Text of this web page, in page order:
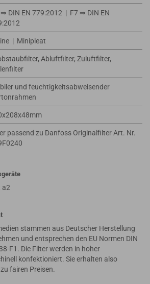
⇒ DIN EN 779:2012 | F7 ⇒ DIN EN
| Minipleat
Abluftfilter, Zuluftfilter,
und feuchtigkeitsabweisender
passend zu Danfoss Originalfilter Art. Nr.
a2
stammen aus Deutscher Herstellung
und entsprechen den EU Normen DIN
F1. Die Filter werden in hoher
konfektioniert. Sie erhalten also
fairen Preisen.